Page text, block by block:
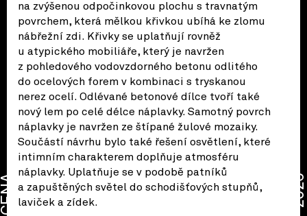
na zvýšenou odpočinkovou plochu s travnatým
povrchem, která mělkou křivkou ubíhá ke zlomu
nábřežní zdi. Křivky se uplatňují rovněž
u atypického mobiliáře, který je navržen
z pohledového vodovzdorného betonu odlitého
do ocelových forem v kombinaci s tryskanou
nerez ocelí. Odlévané betonové dílce tvoří také
nový lem po celé délce náplavky. Samotný povrch
náplavky je navržen ze štípané žulové mozaiky.
Součástí návrhu bylo také řešení osvětlení, které
intimním charakterem doplňuje atmosféru
náplavky. Uplatňuje se v podobě patníků
a zapuštěných světel do schodišťových stupňů,
laviček a zídek.
CENA 2026